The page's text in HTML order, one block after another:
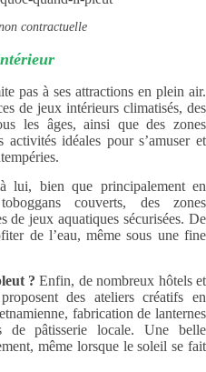
contractuelle
pas à ses attractions en plein air.
de jeux intérieurs climatisés, des
les âges, ainsi que des zones
idéales pour s’amuser et
lui, bien que principalement en
couverts, des zones
de jeux aquatiques sécurisées. De
de l’eau, même sous une fine
? Enfin, de nombreux hôtels et
des ateliers créatifs en
fabrication de lanternes
de pâtisserie locale. Une belle
même lorsque le soleil se fait